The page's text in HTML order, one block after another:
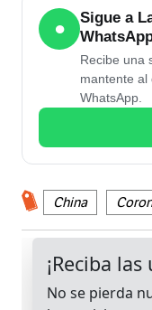
●
Sigue a
Recibe una
mantente al
WhatsApp.
China